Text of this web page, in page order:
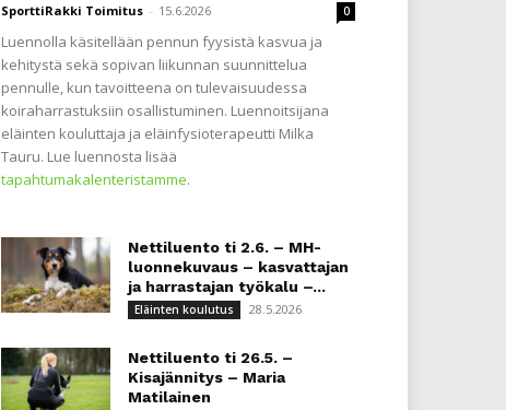
SporttiRakki Toimitus - 15.6.2026 0
Luennolla käsitellään pennun fyysistä kasvua ja
kehitystä sekä sopivan liikunnan suunnittelua
pennulle, kun tavoitteena on tulevaisuudessa
koiraharrastuksiin osallistuminen. Luennoitsijana
eläinten kouluttaja ja eläinfysioterapeutti Milka
Tauru. Lue luennosta lisää
tapahtumakalenteristamme.
Nettiluento ti 2.6. – MH-
luonnekuvaus – kasvattajan
ja harrastajan työkalu –...
Eläinten koulutus 28.5.2026
Nettiluento ti 26.5. –
Kisajännitys – Maria
Matilainen